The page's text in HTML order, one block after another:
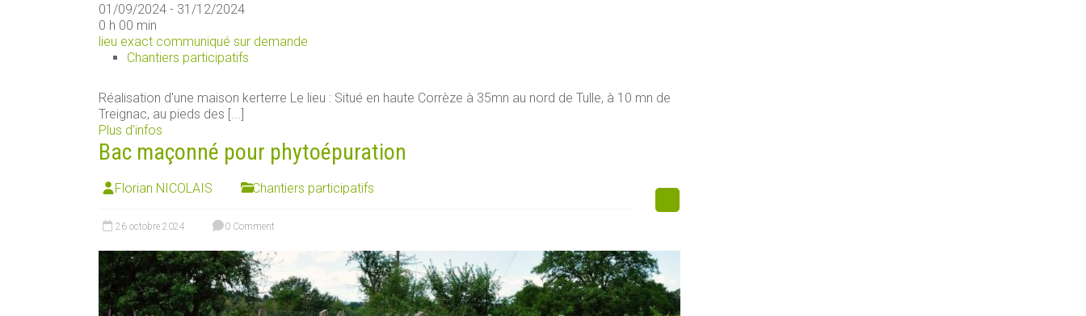
01/09/2024 - 31/12/2024
0 h 00 min
lieu exact communiqué sur demande
Chantiers participatifs
Réalisation d'une maison kerterre Le lieu : Situé en haute Corrèze à 35mn au nord de Tulle, à 10 mn de
Treignac, au pieds des [...]
Plus d’infos
Bac maçonné pour phytoépuration
Florian NICOLAIS Chantiers participatifs
26 octobre 2024 0 Comment